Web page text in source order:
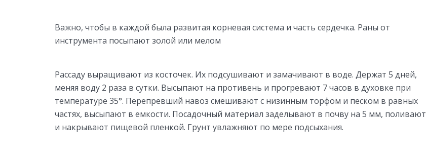
Важно, чтобы в каждой была развитая корневая система и часть сердечка. Раны от
инструмента посыпают золой или мелом
Рассаду выращивают из косточек. Их подсушивают и замачивают в воде. Держат 5 дней,
меняя воду 2 раза в сутки. Высыпают на противень и прогревают 7 часов в духовке при
температуре 35°. Перепревший навоз смешивают с низинным торфом и песком в равных
частях, высыпают в емкости. Посадочный материал заделывают в почву на 5 мм, поливают
и накрывают пищевой пленкой. Грунт увлажняют по мере подсыхания.